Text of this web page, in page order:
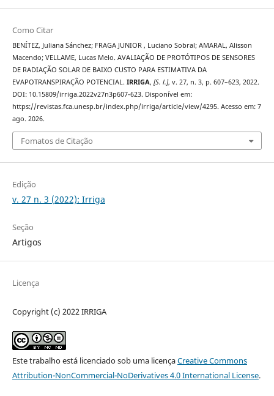
Como Citar
BENÍTEZ, Juliana Sánchez; FRAGA JUNIOR , Luciano Sobral; AMARAL, Alisson
Macendo; VELLAME, Lucas Melo. AVALIAÇÃO DE PROTÓTIPOS DE SENSORES
DE RADIAÇÃO SOLAR DE BAIXO CUSTO PARA ESTIMATIVA DA
EVAPOTRANSPIRAÇÃO POTENCIAL. IRRIGA, [S. l.], v. 27, n. 3, p. 607–623, 2022.
DOI: 10.15809/irriga.2022v27n3p607-623. Disponível em:
https://revistas.fca.unesp.br/index.php/irriga/article/view/4295. Acesso em: 7
ago. 2026.
Fomatos de Citação
Edição
v. 27 n. 3 (2022): Irriga
Seção
Artigos
Licença
Copyright (c) 2022 IRRIGA
Este trabalho está licenciado sob uma licençaCreative Commons
Attribution-NonCommercial-NoDerivatives 4.0 International License.